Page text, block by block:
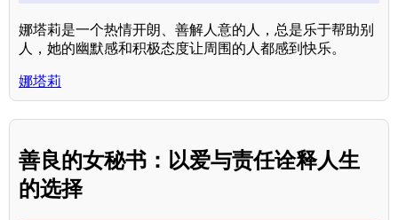
娜塔莉是一个热情开朗、善解人意的人，总是乐于帮助别
人，她的幽默感和积极态度让周围的人都感到快乐。
娜塔莉
善良的女秘书：以爱与责任诠释人生
的选择